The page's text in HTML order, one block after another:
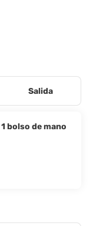
Salida
1 bolso de mano